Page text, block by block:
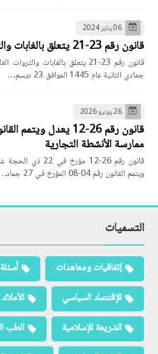
06 يناير 2024
قانون رقم 23-21 يتعلق بالغابات والثروات الغابية PDF
جمادي الثانية عام 1445 الموافق 23 ديسم…
26 يونيو 2026
ممارسة الأنشطة التجارية
ويتمم القانون رقم 04-08 المؤرخ في 27 جماد…
التسميات
إتفاقيات ومعاهدات
الإقتصاد السياسي
الشريعة الإسلامية
الطب